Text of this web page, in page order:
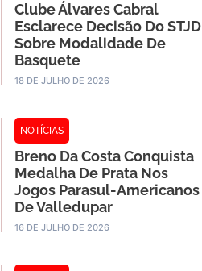
Clube Álvares Cabral
Esclarece Decisão Do STJD
Sobre Modalidade De
Basquete
18 DE JULHO DE 2026
NOTÍCIAS
Breno Da Costa Conquista
Medalha De Prata Nos
Jogos Parasul-Americanos
De Valledupar
16 DE JULHO DE 2026